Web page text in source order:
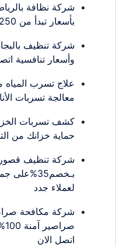
بأسعار تبدأ من 250 ريال فقط
وأسعار تنافسية
معالجة تسربات
حماية خزانك من
لعملاء جدد
شركة مكافحة
اتصل الان